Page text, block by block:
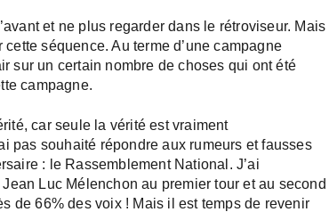
et ne plus regarder dans le rétroviseur. Mais
séquence. Au terme d’une campagne
sur un certain nombre de choses qui ont été
campagne.
car seule la vérité est vraiment
pas souhaité répondre aux rumeurs et fausses
: le Rassemblement National. J’ai
Luc Mélenchon au premier tour et au second
de 66% des voix ! Mais il est temps de revenir